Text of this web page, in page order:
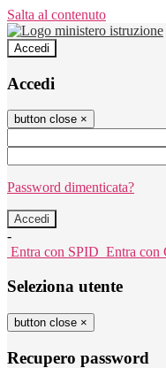
Salta al contenuto
Accedi
Accedi
button close ×
Password dimenticata?
-
Entra con SPID Entra con
Seleziona utente
button close ×
Recupero password